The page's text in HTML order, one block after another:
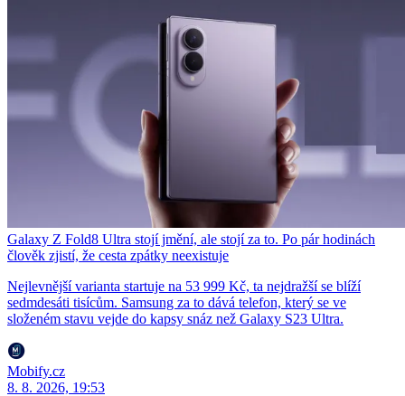
Galaxy Z Fold8 Ultra stojí jmění, ale stojí za to. Po pár hodinách
člověk zjistí, že cesta zpátky neexistuje
Nejlevnější varianta startuje na 53 999 Kč, ta nejdražší se blíží
sedmdesáti tisícům. Samsung za to dává telefon, který se ve
složeném stavu vejde do kapsy snáz než Galaxy S23 Ultra.
Mobify.cz
8. 8. 2026, 19:53